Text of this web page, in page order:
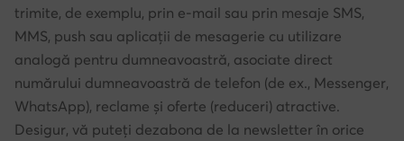
trimite, de exemplu, prin e-mail sau prin mesaje SMS,
MMS, push sau aplicații de mesagerie cu utilizare
analogă pentru dumneavoastră, asociate direct
numărului dumneavoastră de telefon (de ex., Messenger,
WhatsApp), reclame și oferte (reduceri) atractive.
Desigur, vă puteți dezabona de la newsletter în orice